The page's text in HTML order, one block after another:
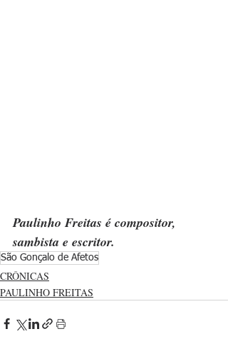
Paulinho Freitas é compositor,
sambista e escritor.
São Gonçalo de Afetos
CRÔNICAS
PAULINHO FREITAS